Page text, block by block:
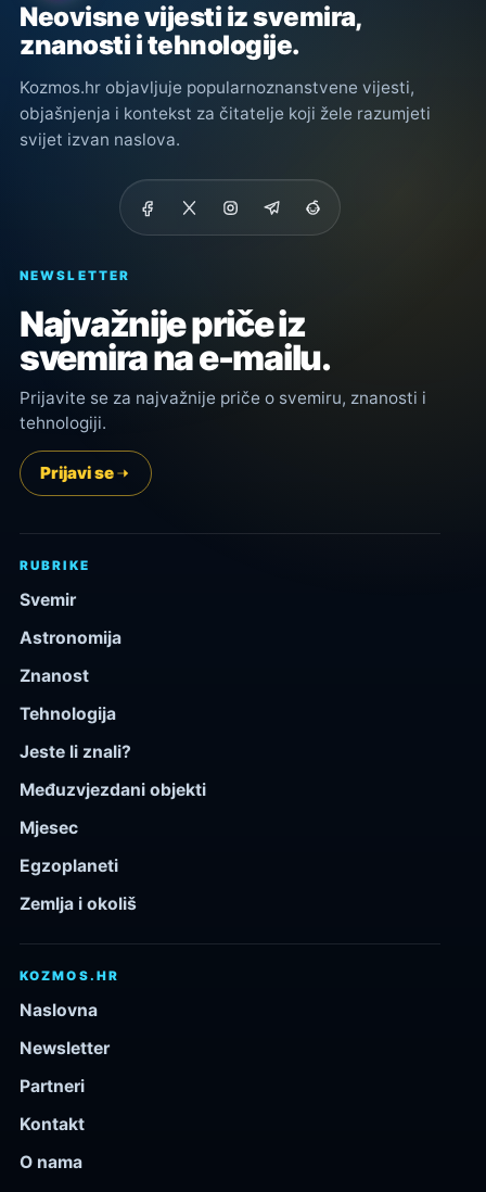
Neovisne vijesti iz svemira,
znanosti i tehnologije.
Kozmos.hr objavljuje popularnoznanstvene vijesti,
objašnjenja i kontekst za čitatelje koji žele razumjeti
svijet izvan naslova.
NEWSLETTER
Najvažnije priče iz
svemira na e-mailu.
Prijavite se za najvažnije priče o svemiru, znanosti i
tehnologiji.
Prijavi se
RUBRIKE
Svemir
Astronomija
Znanost
Tehnologija
Jeste li znali?
Međuzvjezdani objekti
Mjesec
Egzoplaneti
Zemlja i okoliš
KOZMOS.HR
Naslovna
Newsletter
Partneri
Kontakt
O nama